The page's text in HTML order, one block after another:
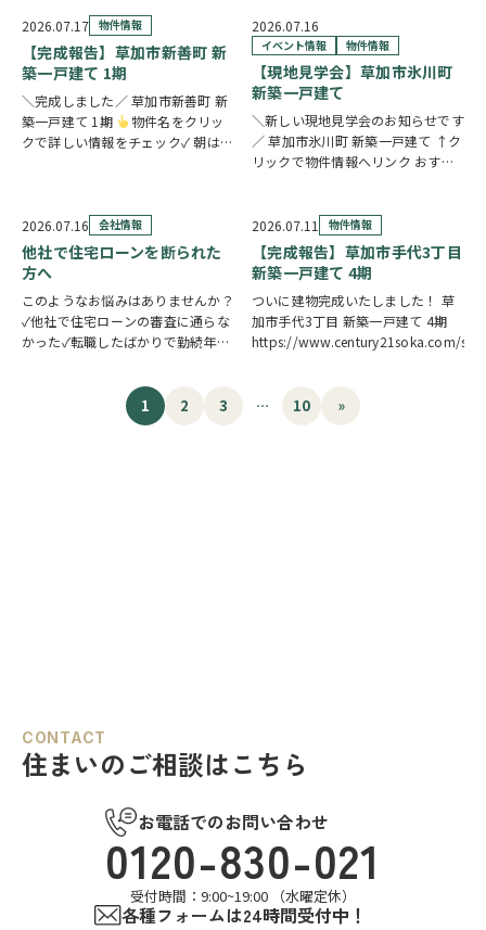
をご用意しておりますので、ご家族
皆さまでぜひお立ち寄りください。
【販売メニュー…
2026.07.17 物件情報
【完成報告】草加市新善町 新
築一戸建て 1期
＼完成しました／ 草加市新善町 新
築一戸建て 1期
物件名をクリッ
クで詳しい情報をチェック✓ 朝は南
叶う新築一戸建てです。カウンター
キッ…
2026.07.16
イベント情報 物件情報
【現地見学会】草加市氷川町
新築一戸建て
＼新しい現地見学会のお知らせです
／ 草加市氷川町 新築一戸建て ↑ク
リックで物件情報へリンク おすす
の広々LDKは水廻り集中設計につ
き、毎日の家事を効率的にこなせま
す。7.5…
2026.07.16 会社情報
他社で住宅ローンを断られた
方へ
このようなお悩みはありませんか？
✓他社で住宅ローンの審査に通らな
かった✓転職したばかりで勤続年数
審査が不安✓車のローンやカードロ
ーンなど借入がある✓過去に返済の
遅れがあり心配している ひとつで
2026.07.11 物件情報
【完成報告】草加市手代3丁目
新築一戸建て 4期
ついに建物完成いたしました！ 草
加市手代3丁目 新築一戸建て 4期
https://www.century21soka.com/st/
1 2 3 … 10 »
CONTACT
住まいのご相談はこちら
お電話でのお問い合わせ
0120-830-021
受付時間：9:00~19:00 （水曜定休）
各種フォームは24時間受付中！